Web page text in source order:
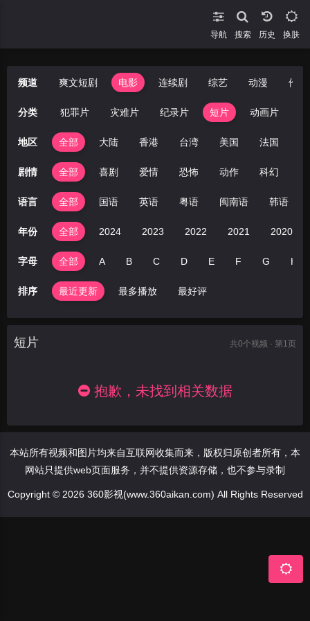
导航 搜索 换肤
频道 爽文短剧 电影 连续剧 综艺 动漫 伦理
分类
悬疑片 犯罪片 灾难片 纪录片 短片 动画片
地区 全部 大陆 香港 台湾 美国 法国
剧情 全部 喜剧 爱情 恐怖 动作 科幻
语言 全部 国语 英语 粤语 闽南语 韩语
年份 全部 2024 2023 2022 2021 2020
字母 全部 A B C D E F G H
排序 最近更新 最多播放 最好评
短片 共0个视频 · 第1页
抱歉，未找到相关数据
本站所有视频和图片均来自互联网收集而来，版权归原创者所有，本
网站只提供web页面服务，并不提供资源存储，也不参与录制
Copyright © 2026 360影视(www.360aikan.com) All Rights Reserved